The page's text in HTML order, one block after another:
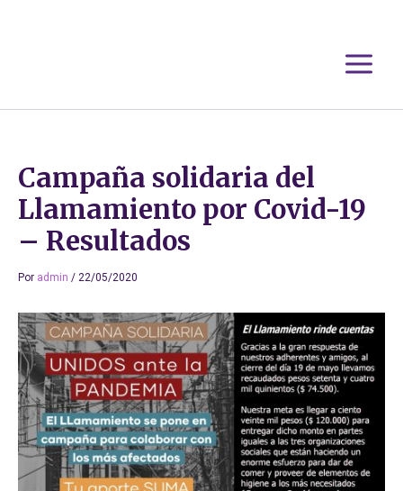
Campaña solidaria del
Llamamiento por Covid-19
– Resultados
Por admin / 22/05/2020